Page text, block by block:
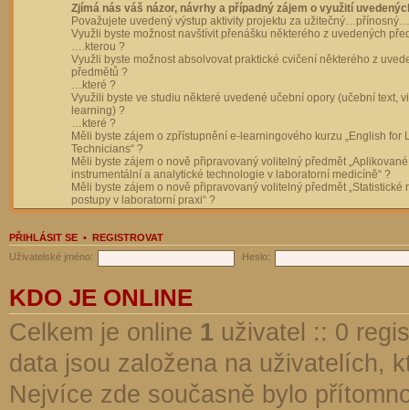
Zjímá nás váš názor, návrhy a případný zájem o využití
Považujete uvedený výstup aktivity projektu za
Využli byste možnost navštívit přenášku některého z uvedených
….kterou ?
Využli byste možnost absolvovat praktické cvičení některého z
předmětů ?
…které ?
Využili byste ve studiu některé uvedené učební opory (učební text,
learning) ?
…které ?
Měli byste zájem o zpřístupnění e-learningového kurzu „English for
Technicians“ ?
Měli byste zájem o nově připravovaný volitelný předmět „Aplikované
instrumentální a analytické technologie v laboratorní medicíně“ ?
Měli byste zájem o nově připravovaný volitelný předmět „Statistické
postupy v laboratorní praxi“ ?
PŘIHLÁSIT SE • REGISTROVAT
Uživatelské jméno:
Heslo:
KDO JE ONLINE
Celkem je online 1 uživatel :: 0
data jsou založena na uživatelích,
Nejvíce zde současně bylo